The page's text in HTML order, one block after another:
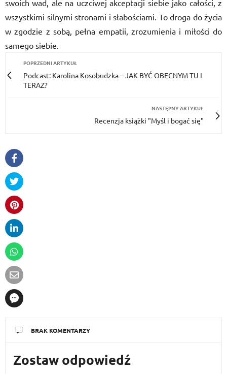
swoich wad, ale na uczciwej akceptacji siebie jako całości, z
wszystkimi silnymi stronami i słabościami. To droga do życia
w zgodzie z sobą, pełna empatii, zrozumienia i miłości do
samego siebie.
POPRZEDNI ARTYKUŁ
Podcast: Karolina Kosobudzka – JAK BYĆ OBECNYM TU I
TERAZ?
NASTĘPNY ARTYKUŁ
Recenzja książki "Myśl i bogać się"
BRAK KOMENTARZY
Zostaw odpowiedź